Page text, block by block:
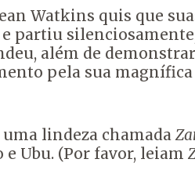
Watkins quis que
partiu
além de
pela sua
lindeza chamada
Ubu. (Por favor, leiam